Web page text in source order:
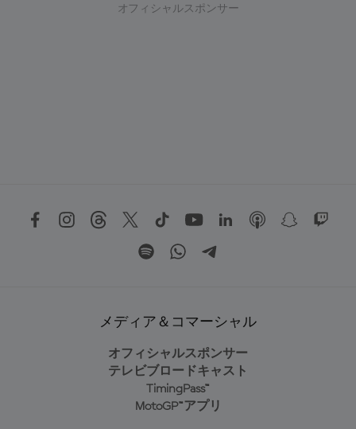
オフィシャルスポンサー
メディア＆コマーシャル
オフィシャルスポンサー
テレビブロードキャスト
TimingPass™
MotoGP™アプリ